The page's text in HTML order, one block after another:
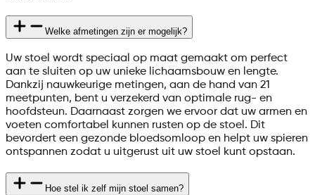
Welke afmetingen zijn er mogelijk?
Uw stoel wordt speciaal op maat gemaakt om perfect
aan te sluiten op uw unieke lichaamsbouw en lengte.
Dankzij nauwkeurige metingen, aan de hand van 21
meetpunten, bent u verzekerd van optimale rug- en
hoofdsteun. Daarnaast zorgen we ervoor dat uw armen en
voeten comfortabel kunnen rusten op de stoel. Dit
bevordert een gezonde bloedsomloop en helpt uw spieren
ontspannen zodat u uitgerust uit uw stoel kunt opstaan.
Hoe stel ik zelf mijn stoel samen?